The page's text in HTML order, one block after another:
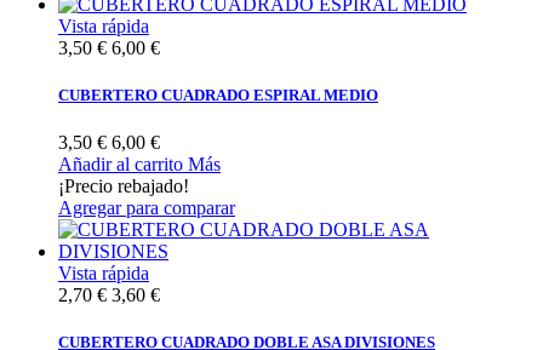
Vista rápida
3,50 € 6,00 €
CUBERTERO CUADRADO ESPIRAL MEDIO
3,50 € 6,00 €
Añadir al carrito Más
¡Precio rebajado!
Agregar para comparar
Vista rápida
2,70 € 3,60 €
CUBERTERO CUADRADO DOBLE ASA DIVISIONES